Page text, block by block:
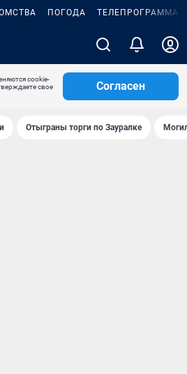
ПОГОДА ТЕЛЕПРОГРАММА
cookie-
свое
Согласен
Отыграны торги по Зауралке